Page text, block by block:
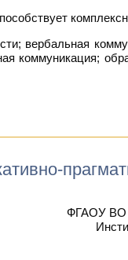
вербальная
коммуникация;
ФГАОУ ВО